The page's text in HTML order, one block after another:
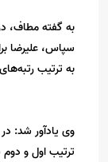
به گفته مطاف،
سپاس، علیرضا
به ترتیب
وی یادآور شد:
ترتیب اول و